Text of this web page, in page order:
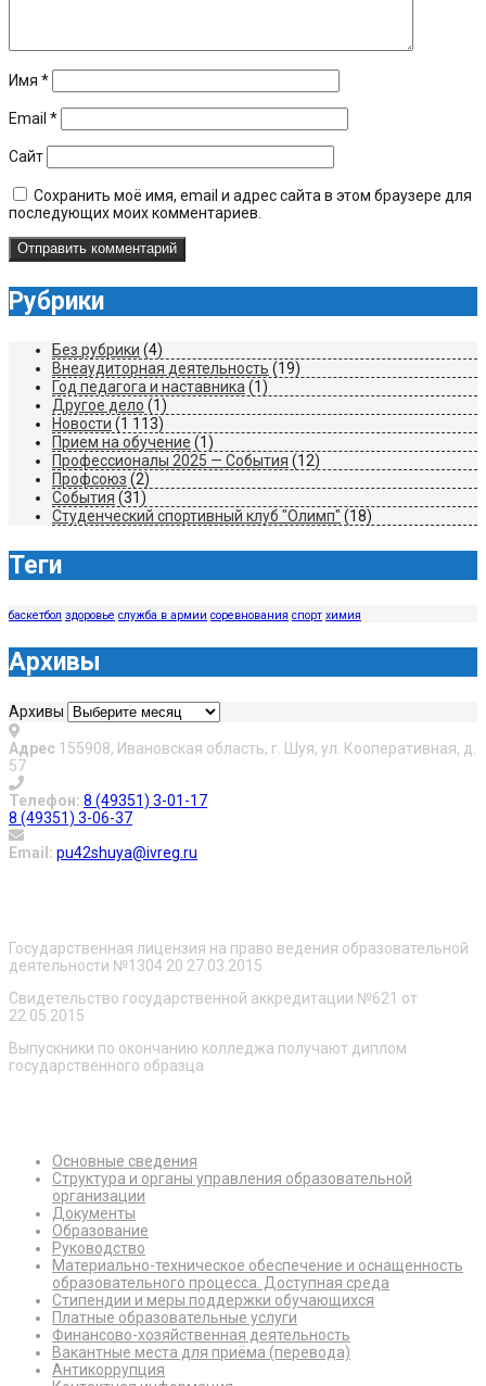
Имя *
Email *
Сайт
Сохранить моё имя, email и адрес сайта в этом браузере для
последующих моих комментариев.
Рубрики
Без рубрики (4)
Внеаудиторная деятельность (19)
Год педагога и наставника (1)
Другое дело (1)
Новости (1 113)
Прием на обучение (1)
Профессионалы 2025 — События (12)
Профсоюз (2)
События (31)
Студенческий спортивный клуб "Олимп" (18)
Теги
баскетбол здоровье служба в армии соревнования спорт химия
Архивы
Архивы
Адрес 155908, Ивановская область, г. Шуя, ул. Кооперативная, д.
57
Телефон: 8 (49351) 3-01-17
8 (49351) 3-06-37
Email: pu42shuya@ivreg.ru
Государственная лицензия на право ведения образовательной
деятельности №1304 20 27.03.2015
Свидетельство государственной аккредитации №621 от
22.05.2015
Выпускники по окончанию колледжа получают диплом
государственного образца
Основные сведения
Структура и органы управления образовательной
организации
Документы
Образование
Руководство
Материально-техническое обеспечение и оснащенность
образовательного процесса. Доступная среда
Стипендии и меры поддержки обучающихся
Платные образовательные услуги
Финансово-хозяйственная деятельность
Вакантные места для приёма (перевода)
Антикоррупция